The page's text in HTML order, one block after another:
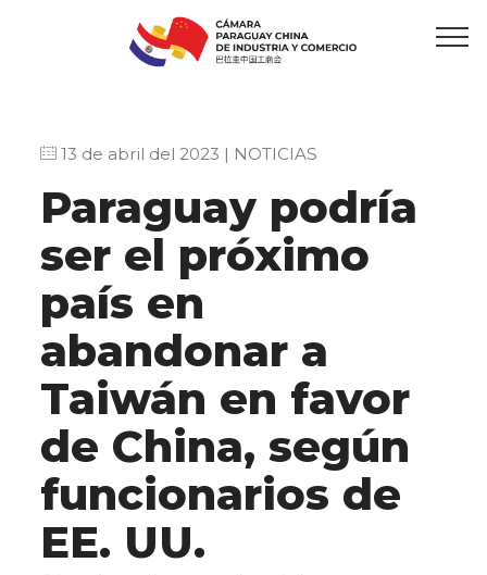
13 de abril del 2023 | NOTICIAS
Paraguay podría
ser el próximo
país en
abandonar a
Taiwán en favor
de China, según
funcionarios de
EE. UU.